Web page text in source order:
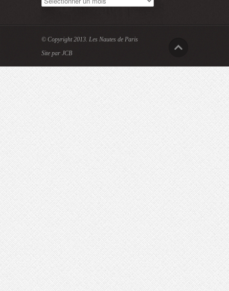
© Copyright 2013. Les Nautes de Paris
Site par JCB